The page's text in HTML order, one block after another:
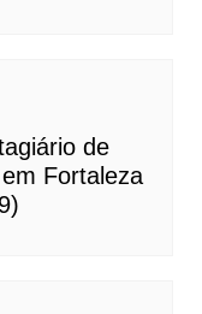
de
Fortaleza